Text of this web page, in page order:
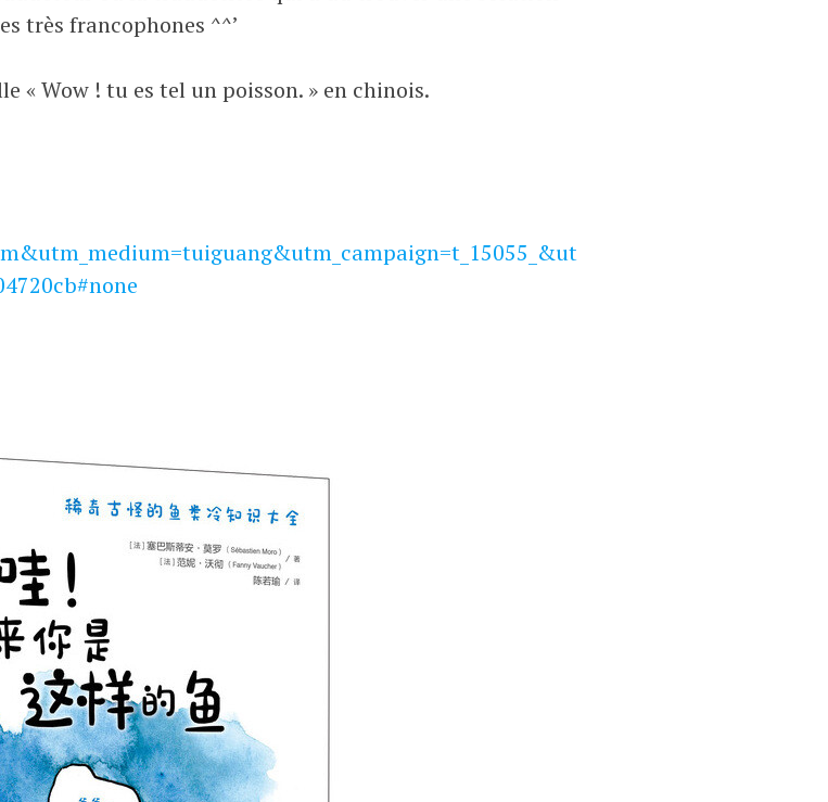
très francophones ^^’
« Wow ! tu es tel un poisson. » en chinois.